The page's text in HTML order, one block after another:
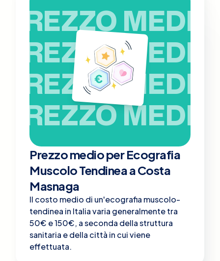
PREZZO MEDIO
PREZZO MEDIO
PREZZO MEDIO
PREZZO MEDIO
Prezzo medio per Ecografia
Muscolo Tendinea a Costa
Masnaga
Il costo medio di un'ecografia muscolo-
tendinea in Italia varia generalmente tra
50€ e 150€, a seconda della struttura
sanitaria e della città in cui viene
effettuata.